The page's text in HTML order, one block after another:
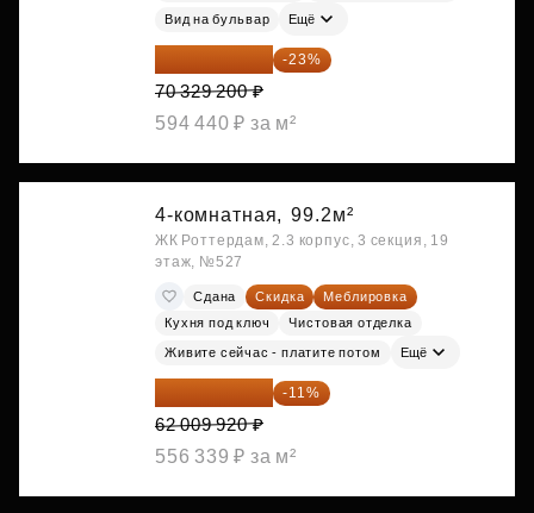
Вид на бульвар Ещё
54 153 484 ₽ -23%
70 329 200 ₽
594 440 ₽ за м²
4-комнатная, 99.2м²
ЖК Роттердам, 2.3 корпус, 3 секция, 19
этаж, №527
Сдана Скидка
Меблировка
Кухня под ключ
Чистовая отделка
Живите сейчас - платите потом Ещё
55 188 829 ₽ -11%
62 009 920 ₽
556 339 ₽ за м²